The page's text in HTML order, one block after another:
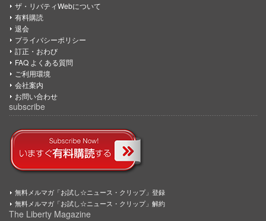
ザ・リバティWebについて
有料購読
退会
プライバシーポリシー
訂正・おわび
FAQ よくある質問
ご利用環境
会社案内
お問い合わせ
subscribe
無料メルマガ「お試し☆ニュース・クリップ」登録
無料メルマガ「お試し☆ニュース・クリップ」解約
The Liberty Magazine